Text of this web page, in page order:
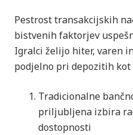
Pestrost transakcijskih
bistvenih faktorjev
Igralci želijo hiter, varen
podjelno pri depozitih
Tradicionalne
priljubljena izbira
dostopnosti